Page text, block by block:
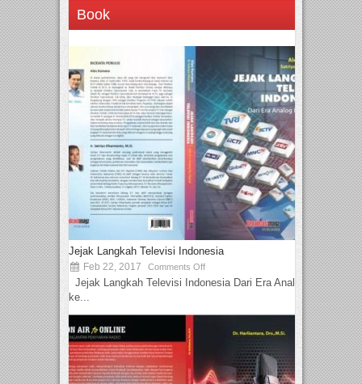
Book
Jejak Langkah Televisi Indonesia
Feb 22, 2017 Comments Off
Jejak Langkah Televisi Indonesia Dari Era Analog
ke...